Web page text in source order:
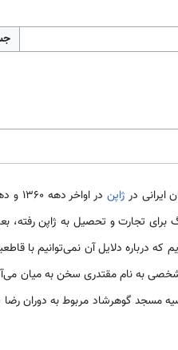
ایرانی در ژاپن
تجارت و تحصیل به ژاپن رفته،
که درباره دلایل آن نمی‌توانیم با
با شخصی به نام مقتدری سخن به
مسجد گوهرشاد مربوط به دوران